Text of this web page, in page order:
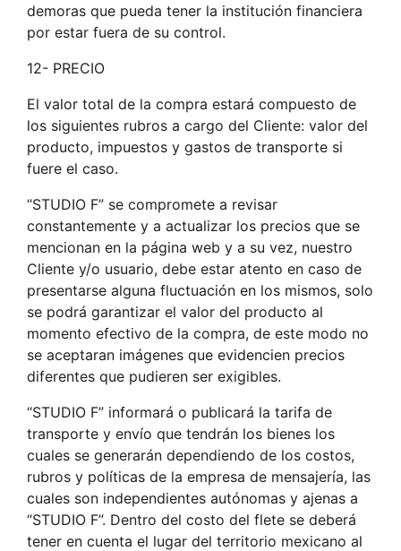
demoras que pueda tener la institución financiera
por estar fuera de su control.
12- PRECIO
El valor total de la compra estará compuesto de
los siguientes rubros a cargo del Cliente: valor del
producto, impuestos y gastos de transporte si
fuere el caso.
“STUDIO F” se compromete a revisar
constantemente y a actualizar los precios que se
mencionan en la página web y a su vez, nuestro
Cliente y/o usuario, debe estar atento en caso de
presentarse alguna fluctuación en los mismos, solo
se podrá garantizar el valor del producto al
momento efectivo de la compra, de este modo no
se aceptaran imágenes que evidencien precios
diferentes que pudieren ser exigibles.
“STUDIO F” informará o publicará la tarifa de
transporte y envío que tendrán los bienes los
cuales se generarán dependiendo de los costos,
rubros y políticas de la empresa de mensajería, las
cuales son independientes autónomas y ajenas a
“STUDIO F”. Dentro del costo del flete se deberá
tener en cuenta el lugar del territorio mexicano al